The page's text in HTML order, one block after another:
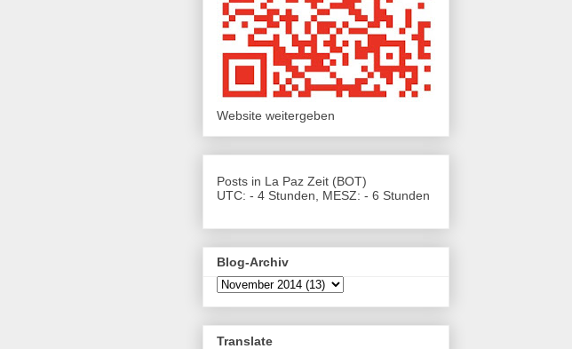
Website weitergeben
Posts in La Paz Zeit (BOT)
UTC: - 4 Stunden, MESZ: - 6 Stunden
Blog-Archiv
Translate